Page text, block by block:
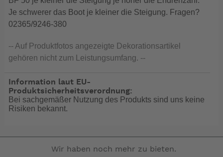
Je schwerer das Boot je kleiner die Steigung. Fragen?
02365/9246-380
-- Auf Produktfotos angezeigte Dekorationsartikel
gehören nicht zum Leistungsumfang. --
Information laut EU-
Produktsicherheitsverordnung:
Bei sachgemäßer Nutzung des Produkts sind uns keine
Risiken bekannt.
Wir haben noch mehr zu bieten.